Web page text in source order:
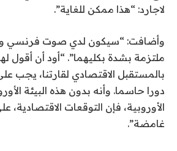
لاجارد: “هذا ممكن للغاية”.
وأضافت: “سيكون لدي صوت فرنسي
ملتزمة بشدة بكليهما”. “أود أن أقول
بالمستقبل الاقتصادي لقارتنا، يجب
دورا حاسما. وأنه بدون هذه البيئة
الأوروبية، فإن التوقعات الاقتصادية،
غامضة”.